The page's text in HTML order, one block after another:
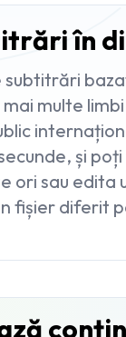
în
multe
și
ori sau edita
fișier diferit